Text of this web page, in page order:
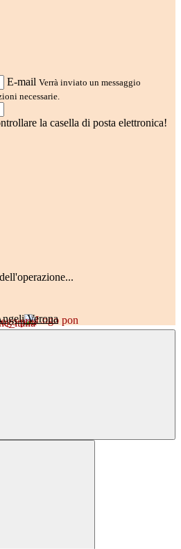
E-mail Verrà inviato un messaggio
necessarie.
la casella di posta elettronica!